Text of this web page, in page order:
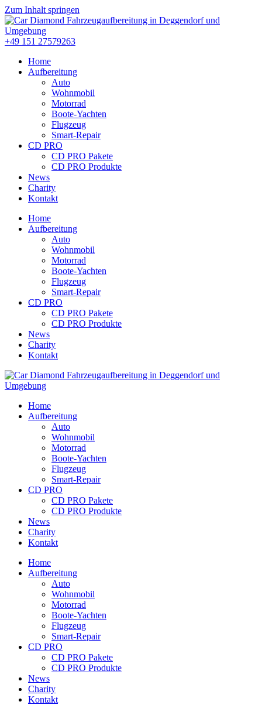
Zum Inhalt springen
+49 151 27579263
Home
Aufbereitung
Auto
Wohnmobil
Motorrad
Boote-Yachten
Flugzeug
Smart-Repair
CD PRO
CD PRO Pakete
CD PRO Produkte
News
Charity
Kontakt
Home
Aufbereitung
Auto
Wohnmobil
Motorrad
Boote-Yachten
Flugzeug
Smart-Repair
CD PRO
CD PRO Pakete
CD PRO Produkte
News
Charity
Kontakt
Home
Aufbereitung
Auto
Wohnmobil
Motorrad
Boote-Yachten
Flugzeug
Smart-Repair
CD PRO
CD PRO Pakete
CD PRO Produkte
News
Charity
Kontakt
Home
Aufbereitung
Auto
Wohnmobil
Motorrad
Boote-Yachten
Flugzeug
Smart-Repair
CD PRO
CD PRO Pakete
CD PRO Produkte
News
Charity
Kontakt